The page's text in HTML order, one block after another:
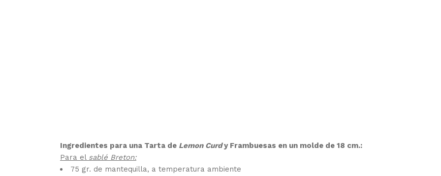
Ingredientes para una Tarta de Lemon Curdy Frambuesas en un molde de 18 cm.:
Para el sablé Breton:
75 gr. de mantequilla, a temperatura ambiente